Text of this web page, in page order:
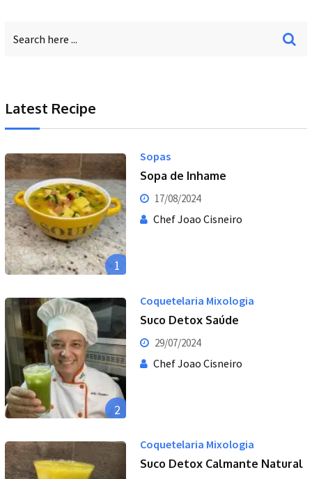
Latest Recipe
1
Sopas
Sopa de Inhame
17/08/2024
Chef Joao Cisneiro
2
Coquetelaria Mixologia
Suco Detox Saúde
29/07/2024
Chef Joao Cisneiro
Coquetelaria Mixologia
Suco Detox Calmante Natural